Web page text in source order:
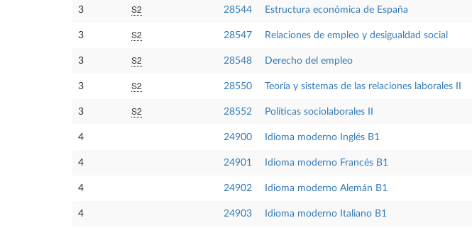
3 S2 28544 Estructura económica de España
3 S2 28547 Relaciones de empleo y desigualdad social
3 S2 28548 Derecho del empleo
3 S2 28550 Teoría y sistemas de las relaciones laborales II
3 S2 28552 Políticas sociolaborales II
4 24900 Idioma moderno Inglés B1
4 24901 Idioma moderno Francés B1
4 24902 Idioma moderno Alemán B1
4 24903 Idioma moderno Italiano B1